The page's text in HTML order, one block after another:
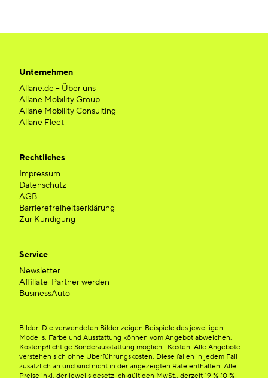
Unternehmen
Allane.de – Über uns
Allane Mobility Group
Allane Mobility Consulting
Allane Fleet
Rechtliches
Impressum
Datenschutz
AGB
Barrierefreiheitserklärung
Zur Kündigung
Service
Newsletter
Affiliate-Partner werden
BusinessAuto
Bilder: Die verwendeten Bilder zeigen Beispiele des jeweiligen
Modells. Farbe und Ausstattung können vom Angebot abweichen.
Kostenpflichtige Sonderausstattung möglich. Kosten: Alle Angebote
verstehen sich ohne Überführungskosten. Diese fallen in jedem Fall
zusätzlich an und sind nicht in der angezeigten Rate enthalten. Alle
Preise inkl. der jeweils gesetzlich gültigen MwSt., derzeit 19 % (0 %